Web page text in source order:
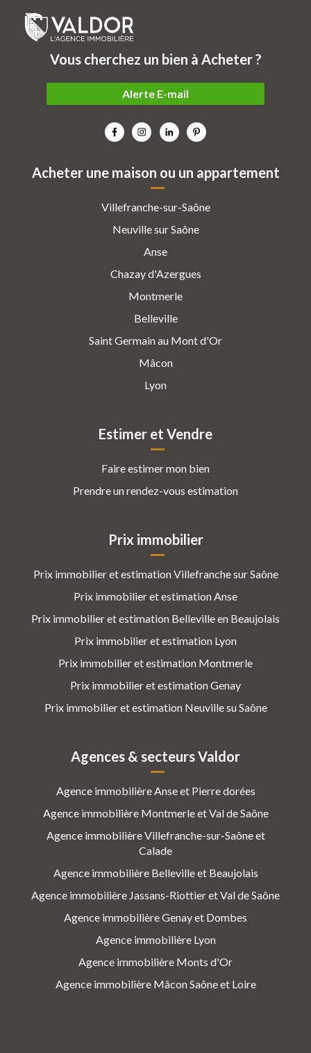
Acheter une maison ou un appartement
Villefranche-sur-Saône
Neuville sur Saône
Anse
Chazay d'Azergues
Montmerle
Belleville
Saint Germain au Mont d'Or
Mâcon
Lyon
Estimer et Vendre
Faire estimer mon bien
Prendre un rendez-vous estimation
Prix immobilier
Prix immobilier et estimation Villefranche sur Saône
Prix immobilier et estimation Anse
Prix immobilier et estimation Belleville en Beaujolais
Prix immobilier et estimation Lyon
Prix immobilier et estimation Montmerle
Prix immobilier et estimation Genay
Prix immobilier et estimation Neuville su Saône
Agences & secteurs Valdor
Agence immobilière Anse et Pierre dorées
Agence immobilière Montmerle et Val de Saône
Agence immobilière Villefranche-sur-Saône et
Calade
Agence immobilière Belleville et Beaujolais
Agence immobilière Jassans-Riottier et Val de Saône
Agence immobilière Genay et Dombes
Agence immobilière Lyon
Agence immobilière Monts d'Or
Agence immobilière Mâcon Saône et Loire
Vous cherchez un bien à Acheter ?
Alerte E-mail